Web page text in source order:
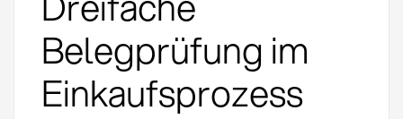
Belegprüfung im
Einkaufsprozess